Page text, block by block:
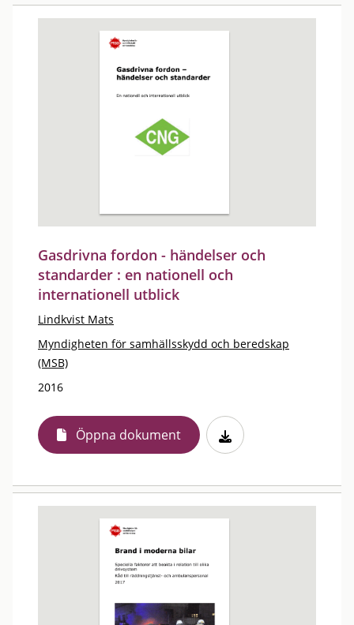
Gasdrivna fordon - händelser och
standarder : en nationell och
internationell utblick
Lindkvist Mats
Myndigheten för samhällsskydd och beredskap
(MSB)
2016
Öppna dokument